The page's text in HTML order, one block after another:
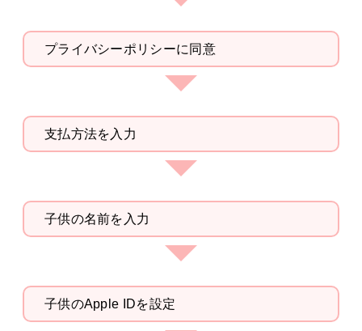
プライバシーポリシーに同意
支払方法を入力
子供の名前を入力
子供のApple IDを設定